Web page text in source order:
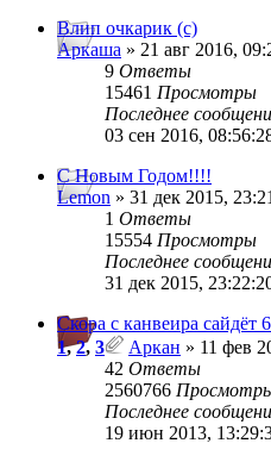
Влип очкарик (с)
Аркаша » 21 авг 2016,
9 Ответы
15461 Просмотры
Последнее
03 сен 2016,
С Новым Годом!!!!
Lemon » 31 дек 2015,
1 Ответы
15554 Просмотры
Последнее
31 дек 2015,
Скора с канвеира сайдёт
1,2, 3 Аркан » 11 фев
42 Ответы
2560766
Последнее
19 июн 2013,